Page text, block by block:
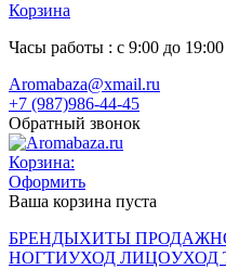
Корзина
Часы работы : с 9:00 до
Aromabaza@xmail.ru
+7 (987)986-44-45
Обратный звонок
Корзина:
Оформить
Ваша корзина пуста
БРЕНДЫХИТЫ ПРОДАЖ
НОГТИУХОД ЛИЦОУХОД